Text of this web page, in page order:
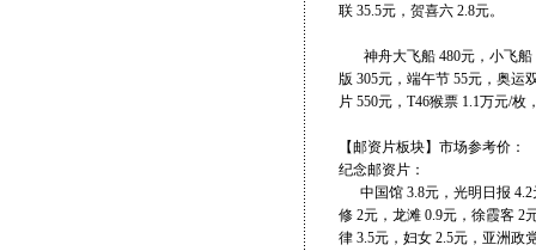
联 35.5元，贺喜六 2.8元。
神舟大飞船 480元，小飞船
版 305元，端午节 55元，奥运
片 550元，T46猴票 1.1万元/枚
【邮资片板块】市场参考价：
纪念邮资片：
中国馆 3.8元，光明日报 4.2
修 2元，龙滩 0.9元，徐霞客 2
律 3.5元，妇女 2.5元，亚洲政